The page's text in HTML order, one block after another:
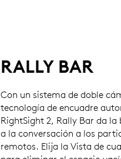
RALLY BAR
Con un sistema de doble
tecnología de encuadre
RightSight 2, Rally Bar da la
a la conversación a los
remotos. Elija la Vista de